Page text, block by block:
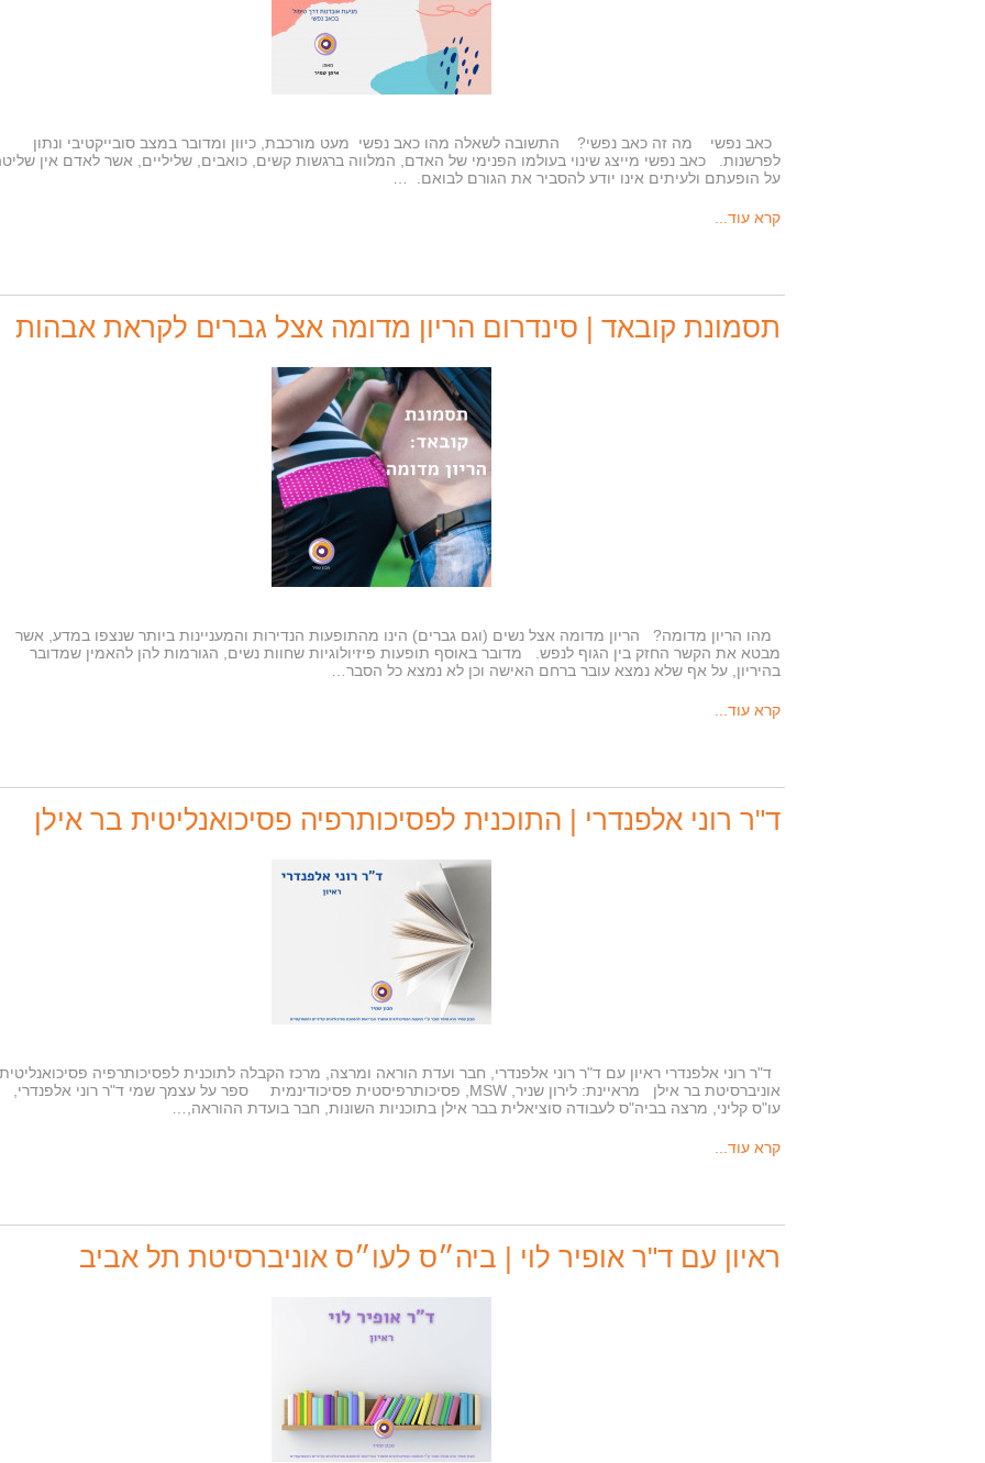
כאב נפשי מה זה כאב נפשי? התשובה לשאלה מהו כאב נפשי מעט מורכבת, כיוון ומדובר במצב סובייקטיבי ונתון
לפרשנות. כאב נפשי מייצג שינוי בעולמו הפנימי של האדם, המלווה ברגשות קשים, כואבים, שליליים, אשר לאדם אין
על הופעתם ולעיתים אינו יודע להסביר את הגורם לבואם. …
קרא עוד...
תסמונת קובאד | סינדרום הריון מדומה אצל גברים לקראת אבהות
מהו הריון מדומה? הריון מדומה אצל נשים (וגם גברים) הינו מהתופעות הנדירות והמעניינות ביותר שנצפו במדע, אשר
מבטא את הקשר החזק בין הגוף לנפש. מדובר באוסף תופעות פיזיולוגיות שחוות נשים, הגורמות להן להאמין שמדובר
בהיריון, על אף שלא נמצא עובר ברחם האישה וכן לא נמצא כל הסבר…
קרא עוד...
ד"ר רוני אלפנדרי | התוכנית לפסיכותרפיה פסיכואנליטית בר אילן
ד"ר רוני אלפנדרי ראיון עם ד"ר רוני אלפנדרי, חבר ועדת הוראה ומרצה, מרכז הקבלה לתוכנית לפסיכותרפיה פסיכואנליטית,
אוניברסיטת בר אילן מראיינת: לירון שניר, MSW, פסיכותרפיסטית פסיכודינמית ספר על עצמך שמי ד"ר רוני אלפנדרי,
עו"ס קליני, מרצה בביה"ס לעבודה סוציאלית בבר אילן בתוכניות השונות, חבר בועדת ההוראה,…
קרא עוד...
ראיון עם ד"ר אופיר לוי | ביה״ס לעו״ס אוניברסיטת תל אביב